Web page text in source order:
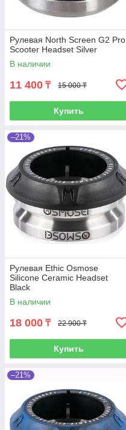
Рулевая North Screen G2 Pro
Scooter Headset Silver
В наличии
11 400 ₸ 15 000 ₸
Купить
–21%
Рулевая Ethic Osmose
Silicone Ceramic Headset
Black
В наличии
18 000 ₸ 22 900 ₸
Купить
–21%